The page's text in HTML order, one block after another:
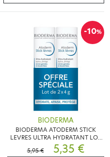
-10%
BIODERMA
BIODERMA ATODERM STICK
LEVRES ULTRA HYDRATANT LOT
DE 2X4G
5,95 € 5,35 €